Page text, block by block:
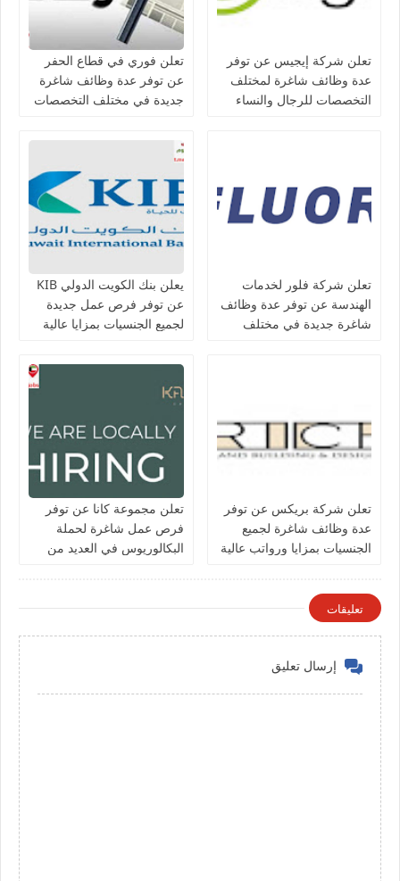
تعلن شركة إيجيس عن توفر
عدة وظائف شاغرة لمختلف
التخصصات للرجال والنساء
تعلن فوري في قطاع الحفر
عن توفر عدة وظائف شاغرة
جديدة في مختلف التخصصات
تعلن شركة فلور لخدمات
الهندسة عن توفر عدة وظائف
شاغرة جديدة في مختلف
يعلن بنك الكويت الدولي KIB
عن توفر فرص عمل جديدة
لجميع الجنسيات بمزايا عالية
تعلن شركة بريكس عن توفر
عدة وظائف شاغرة لجميع
الجنسيات بمزايا ورواتب عالية
تعلن مجموعة كانا عن توفر
فرص عمل شاغرة لحملة
البكالوريوس في العديد من
تعليقات
إرسال تعليق